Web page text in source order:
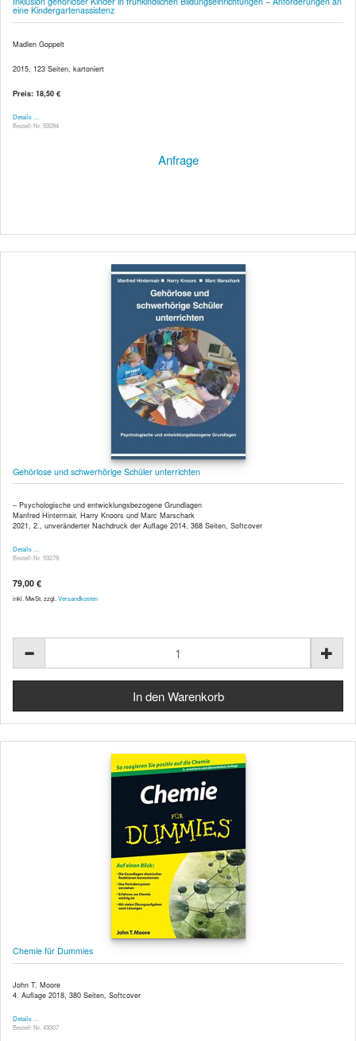
eine Kindergartenassistenz
Madlen Goppelt
2015, 123 Seiten, kartoniert
Preis: 18,50 €
Details …
Bestell-Nr. 59284
Anfrage
Gehörlose und schwerhörige Schüler unterrichten
– Psychologische und entwicklungsbezogene Grundlagen
Manfred Hintermair, Harry Knoors und Marc Marschark
2021, 2., unveränderter Nachdruck der Auflage 2014, 368 Seiten, Softcover
Details …
Bestell-Nr. 59278
79,00 €
inkl. MwSt. zzgl. Versandkosten
Chemie für Dummies
John T. Moore
4. Auflage 2018, 380 Seiten, Softcover
Details …
Bestell-Nr. 49307